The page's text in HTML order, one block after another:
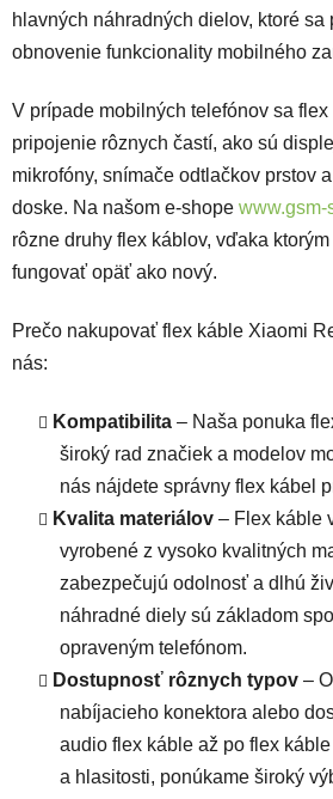
hlavných náhradných dielov, ktoré sa
obnovenie funkcionality mobilného
V prípade mobilných telefónov sa
pripojenie rôznych častí, ako sú
mikrofóny, snímače odtlačkov prstov
doske. Na našom e-shope www.gsm-
rôzne druhy flex káblov, vďaka
fungovať opäť ako nový.
Prečo nakupovať flex káble Xiaomi
nás:
Kompatibilita – Naša ponuka
široký rad značiek a modelov
nás nájdete správny flex kábel
Kvalita materiálov – Flex káble
vyrobené z vysoko kvalitných
zabezpečujú odolnosť a dlhú
náhradné diely sú základom
opraveným telefónom.
Dostupnosť rôznych typov –
nabíjacieho konektora alebo
audio flex káble až po flex
a hlasitosti, ponúkame široký